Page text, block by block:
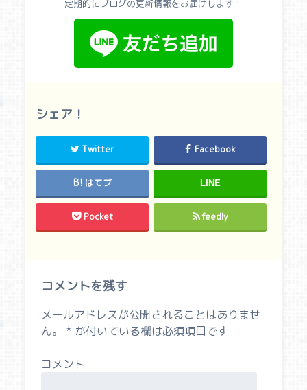
定期的にブログの更新情報をお届けします！
シェア！
Twitter Facebook
はてブ LINE
Pocket feedly
コメントを残す
メールアドレスが公開されることはありませ
ん。
* が付いている欄は必須項目です
コメント